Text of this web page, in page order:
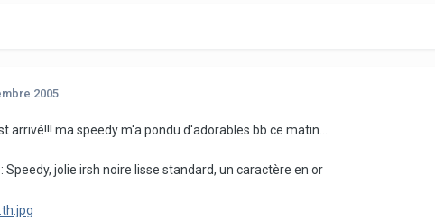
2005
arrivé!!! ma speedy m'a pondu d'adorables bb ce matin....
Speedy, jolie irsh noire lisse standard, un caractère en or